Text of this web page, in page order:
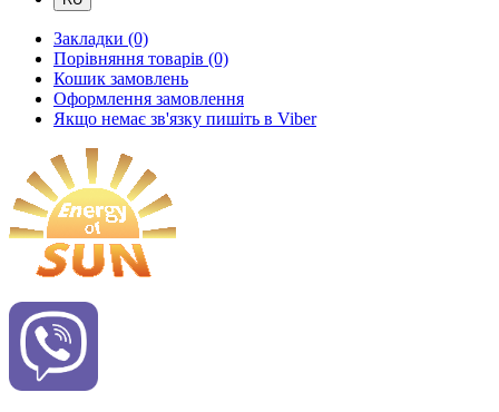
Закладки (0)
Порівняння товарів (0)
Кошик замовлень
Оформлення замовлення
Якщо немає зв'язку пишіть в Viber